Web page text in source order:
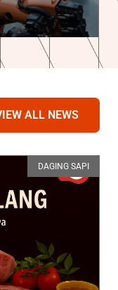
ALL NEWS
DAGING SAPI